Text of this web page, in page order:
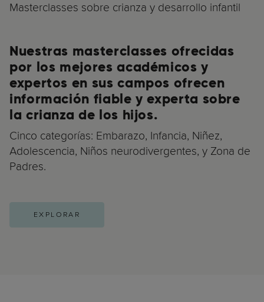
Masterclasses sobre crianza y desarrollo infantil
Nuestras masterclasses ofrecidas
por los mejores académicos y
expertos en sus campos ofrecen
información fiable y experta sobre
la crianza de los hijos.
Cinco categorías: Embarazo, Infancia, Niñez,
Adolescencia, Niños neurodivergentes, y Zona de
Padres.
EXPLORAR